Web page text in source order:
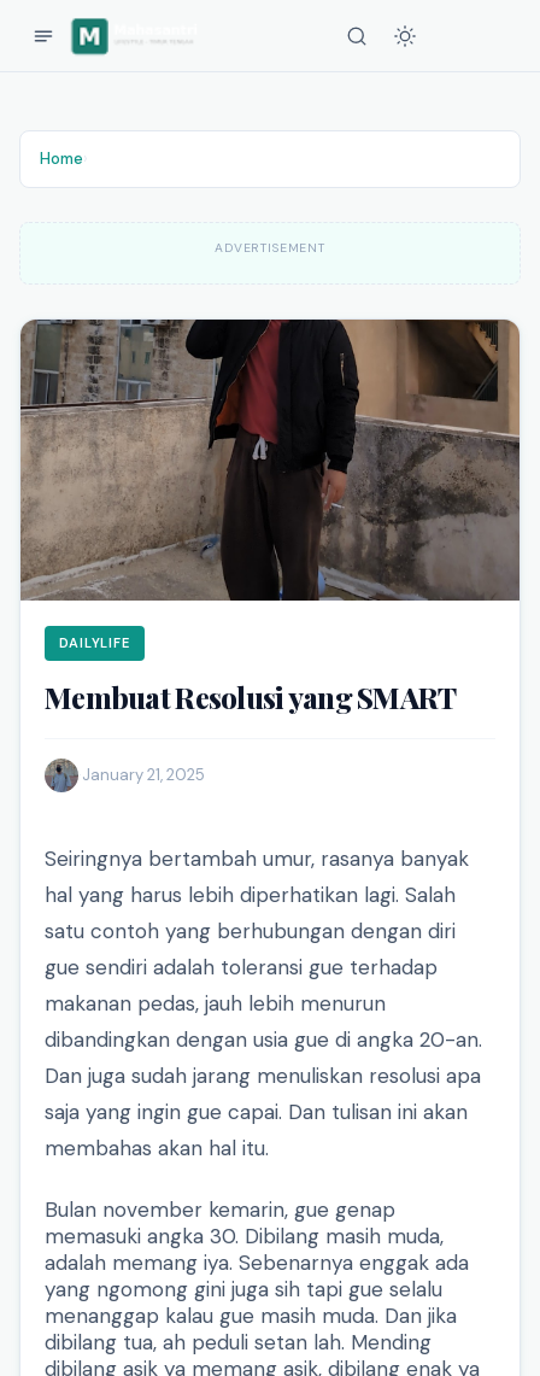
Home›
ADVERTISEMENT
DAILYLIFE
Membuat Resolusi yang SMART
January 21, 2025
Seiringnya bertambah umur, rasanya banyak
hal yang harus lebih diperhatikan lagi. Salah
satu contoh yang berhubungan dengan diri
gue sendiri adalah toleransi gue terhadap
makanan pedas, jauh lebih menurun
dibandingkan dengan usia gue di angka 20-an.
Dan juga sudah jarang menuliskan resolusi apa
saja yang ingin gue capai. Dan tulisan ini akan
membahas akan hal itu.
Bulan november kemarin, gue genap
memasuki angka 30. Dibilang masih muda,
adalah memang iya. Sebenarnya enggak ada
yang ngomong gini juga sih tapi gue selalu
menanggap kalau gue masih muda. Dan jika
dibilang tua, ah peduli setan lah. Mending
dibilang asik ya memang asik, dibilang enak ya